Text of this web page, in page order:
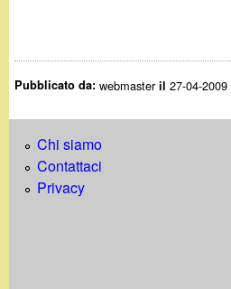
Pubblicato da:webmasteril 27-04-2009
Chi siamo
Contattaci
Privacy